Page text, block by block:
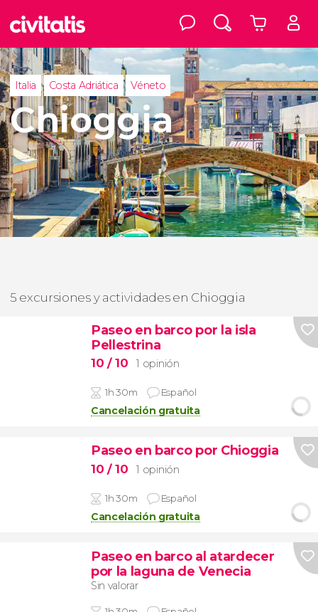
Italia Costa Adriática Véneto
Chioggia
5 excursiones y actividades en Chioggia
Paseo en barco por la isla
Pellestrina
10 / 10 1 opinión
1h 30m Español
Cancelación gratuita
Paseo en barco por Chioggia
10 / 10 1 opinión
1h 30m Español
Cancelación gratuita
Paseo en barco al atardecer
por la laguna de Venecia
Sin valorar